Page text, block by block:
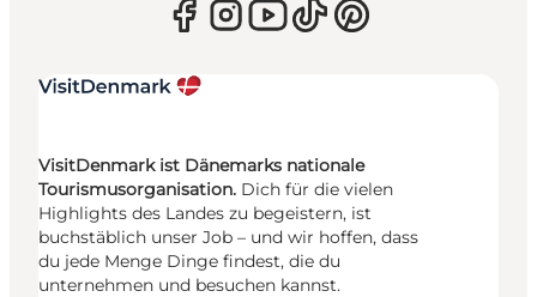
VisitDenmark ist Dänemarks nationale
Tourismusorganisation. Dich für die vielen
Highlights des Landes zu begeistern, ist
buchstäblich unser Job – und wir hoffen, dass
du jede Menge Dinge findest, die du
unternehmen und besuchen kannst.